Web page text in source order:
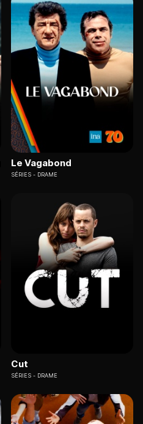
Le Vagabond
SÉRIES DRAME
Cut
SÉRIES DRAME